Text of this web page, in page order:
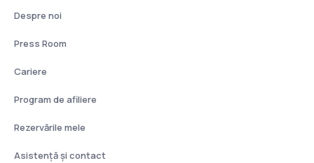
Despre noi
Press Room
Cariere
Program de afiliere
Rezervările mele
Asistenţă şi contact